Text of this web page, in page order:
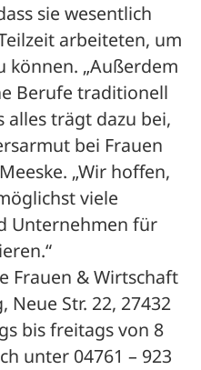
sie wesentlich
arbeiteten, um
können. „Außerdem
Berufe traditionell
alles trägt dazu bei,
bei Frauen
„Wir hoffen,
viele
Unternehmen für
Frauen & Wirtschaft
Neue Str. 22, 27432
bis freitags von 8
unter 04761 – 923